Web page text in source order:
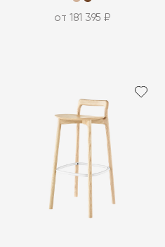
от 181 395 ₽